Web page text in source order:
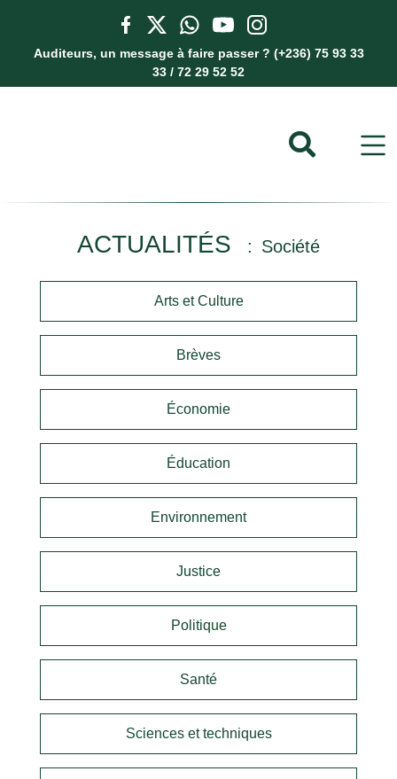
Auditeurs, un message à faire passer ? (+236) 75 93 33
33 / 72 29 52 52
ACTUALITÉS Société
Arts et Culture
Brèves
Économie
Éducation
Environnement
Justice
Politique
Santé
Sciences et techniques